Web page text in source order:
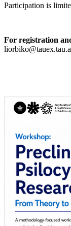
Participation is
For registration